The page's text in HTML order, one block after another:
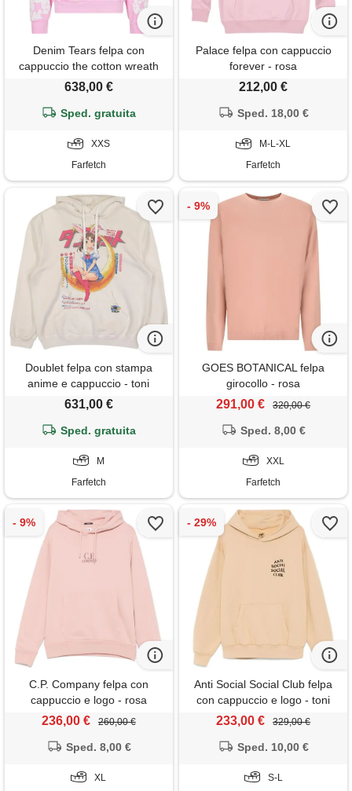
Denim Tears felpa con
cappuccio the cotton wreath
"powder pink" - rosa
638,00 €
Sped. gratuita
XXS
Farfetch
Palace felpa con cappuccio
forever - rosa
212,00 €
Sped. 18,00 €
M-L-XL
Farfetch
Doublet felpa con stampa
anime e cappuccio - toni
neutri
631,00 €
Sped. gratuita
M
Farfetch
GOES BOTANICAL felpa
girocollo - rosa
291,00 € 320,00 €
Sped. 8,00 €
XXL
Farfetch
C.P. Company felpa con
cappuccio e logo - rosa
236,00 € 260,00 €
Sped. 8,00 €
XL
Anti Social Social Club felpa
con cappuccio e logo - toni
neutri
233,00 € 329,00 €
Sped. 10,00 €
S-L